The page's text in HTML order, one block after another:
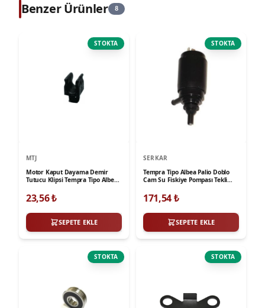
Benzer Ürünler 8
STOKTA
MTJ
Motor Kaput Dayama Demir
Tutucu Klipsi Tempra Tipo Albea
23,56₺
SEPETE EKLE
STOKTA
SERKAR
Tempra Tipo Albea Palio Doblo
Cam Su Fiskiye Pompası Tekli
171,54₺
SEPETE EKLE
STOKTA STOKTA